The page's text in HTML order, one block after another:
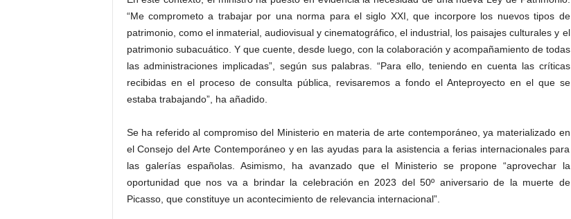
“Me comprometo a trabajar por una norma para el siglo XXI, que incorpore los nuevos tipos de
patrimonio, como el inmaterial, audiovisual y cinematográfico, el industrial, los paisajes culturales y el
patrimonio subacuático. Y que cuente, desde luego, con la colaboración y acompañamiento de todas
las administraciones implicadas”, según sus palabras. “Para ello, teniendo en cuenta las críticas
recibidas en el proceso de consulta pública, revisaremos a fondo el Anteproyecto en el que se
estaba trabajando”, ha añadido.
Se ha referido al compromiso del Ministerio en materia de arte contemporáneo, ya materializado en
el Consejo del Arte Contemporáneo y en las ayudas para la asistencia a ferias internacionales para
las galerías españolas. Asimismo, ha avanzado que el Ministerio se propone “aprovechar la
oportunidad que nos va a brindar la celebración en 2023 del 50º aniversario de la muerte de
Picasso, que constituye un acontecimiento de relevancia internacional”.